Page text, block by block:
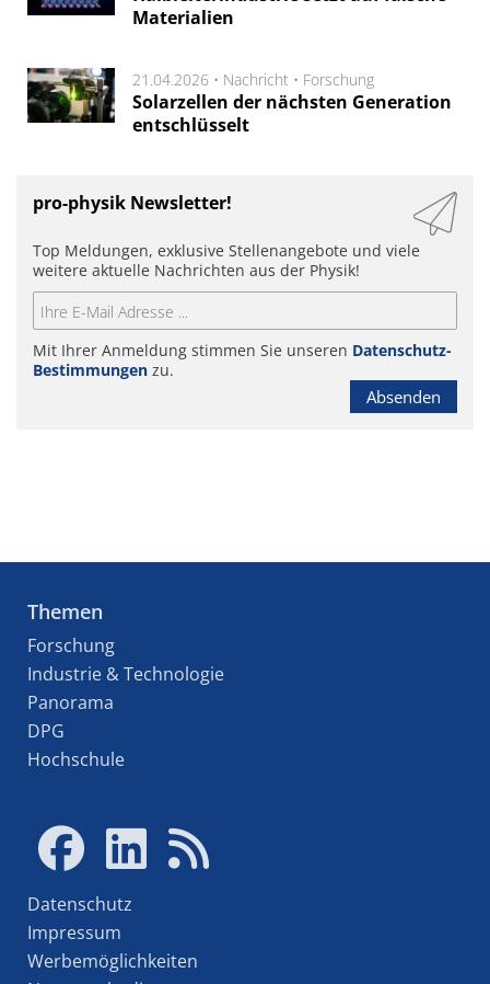
Materialien
21.04.2026 • Nachricht • Forschung
Solarzellen der nächsten Generation
entschlüsselt
pro-physik Newsletter!
Top Meldungen, exklusive Stellenangebote und viele
weitere aktuelle Nachrichten aus der Physik!
Mit Ihrer Anmeldung stimmen Sie unseren Datenschutz-
Bestimmungen zu.
Absenden
Themen
Forschung
Industrie & Technologie
Panorama
DPG
Hochschule
Datenschutz
Impressum
Werbemöglichkeiten